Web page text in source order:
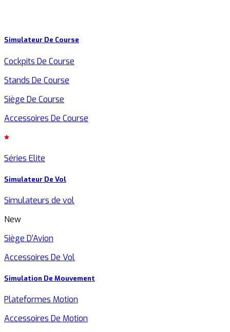
Simulateur De Course
Cockpits De Course
Stands De Course
Siège De Course
Accessoires De Course
Séries Elite
Simulateur De Vol
Simulateurs de vol
New
Siège D’Avion
Accessoires De Vol
Simulation De Mouvement
Plateformes Motion
Accessoires De Motion